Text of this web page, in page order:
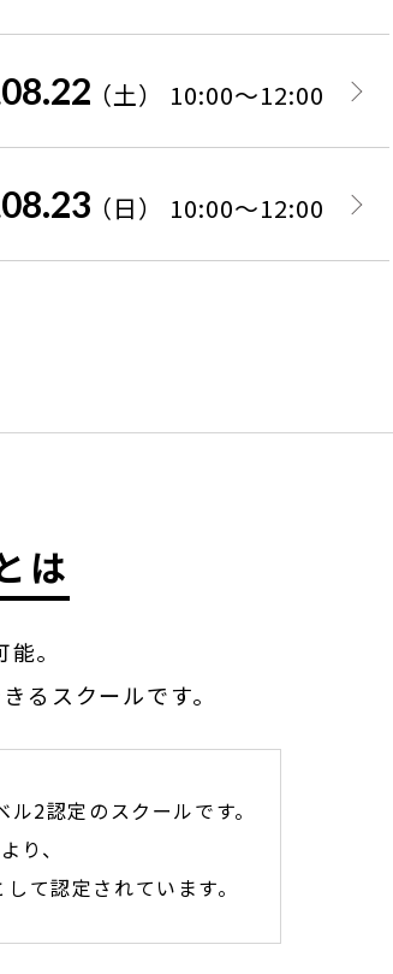
08.22（土） 10:00～12:00
08.23（日） 10:00～12:00
は
。
るスクールです。
2認定のスクールです。
り、
て認定されています。